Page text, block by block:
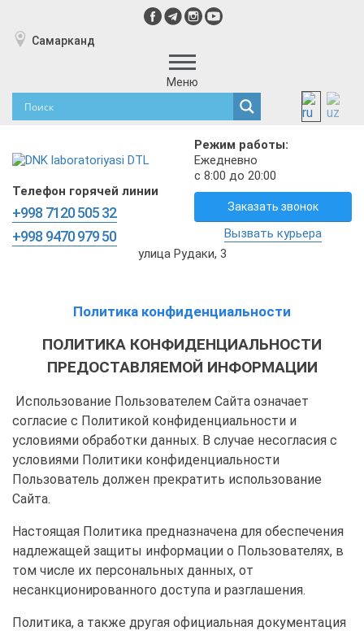
Самарканд
Меню
Режим работы:
Ежедневно
с 8:00 до 20:00
Телефон горячей линии
+998 7120 505 32
+998 9470 979 50
Заказать звонок
Вызвать курьера
улица Рудаки, 3
Политика конфиденциальности
ПОЛИТИКА КОНФИДЕНЦИАЛЬНОСТИ
ПРЕДОСТАВЛЯЕМОЙ ИНФОРМАЦИИ
Использование Пользователем Сайта означает
согласие с Политикой конфиденциальности и
условиями обработки данных. В случае несогласия с
условиями Политики конфиденциальности
Пользователь должен прекратить использование
Сайта.
Настоящая Политика предназначена для обеспечения
надлежащей защиты информации о Пользователях, в
том числе их персональных данных, от
несанкционированного доступа и разглашения.
Политика, а также другая официальная документация